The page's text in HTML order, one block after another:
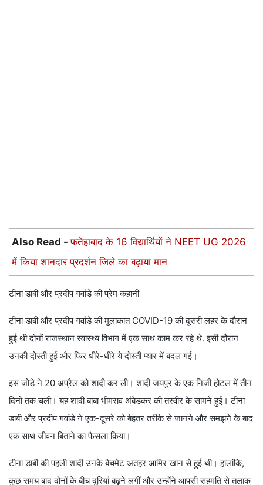
Also Read -फतेहाबाद के 16 विद्यार्थियों ने NEET UG 2026
में किया शानदार प्रदर्शन जिले का बढ़ाया मान
टीना डाबी और प्रदीप गवांडे की प्रेम कहानी
टीना डाबी और प्रदीप गवांडे की मुलाकात COVID-19 की दूसरी लहर के दौरान
हुई थी दोनों राजस्थान स्वास्थ्य विभाग में एक साथ काम कर रहे थे. इसी दौरान
उनकी दोस्ती हुई और फिर धीरे-धीरे ये दोस्ती प्यार में बदल गई।
इस जोड़े ने 20 अप्रैल को शादी कर ली। शादी जयपुर के एक निजी होटल में तीन
दिनों तक चली। यह शादी बाबा भीमराव अंबेडकर की तस्वीर के सामने हुई। टीना
डाबी और प्रदीप गवांडे ने एक-दूसरे को बेहतर तरीके से जानने और समझने के बाद
एक साथ जीवन बिताने का फैसला किया।
टीना डाबी की पहली शादी उनके बैचमेट अतहर आमिर खान से हुई थी। हालांकि,
कुछ समय बाद दोनों के बीच दूरियां बढ़ने लगीं और उन्होंने आपसी सहमति से तलाक